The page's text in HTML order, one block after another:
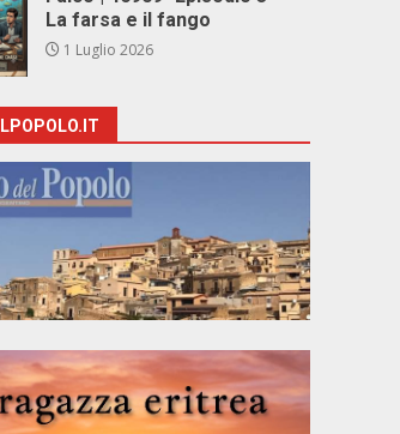
La farsa e il fango
1 Luglio 2026